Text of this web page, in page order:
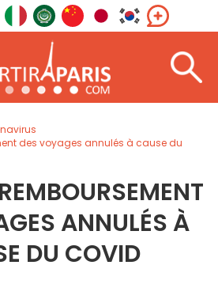
des voyages annulés à cause du
ANNULÉS À
DU COVID